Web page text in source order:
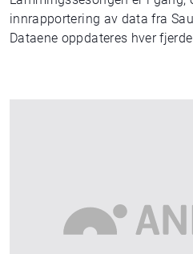
innrapportering av data fra
Dataene oppdateres hver